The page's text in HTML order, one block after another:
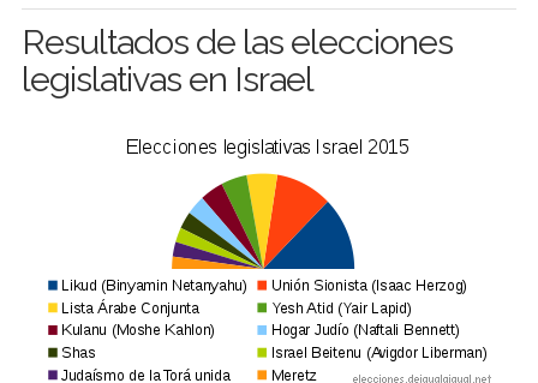
Resultados de las elecciones
legislativas en Israel